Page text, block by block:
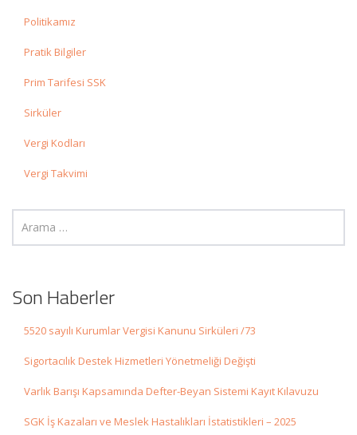
Politikamız
Pratik Bilgiler
Prim Tarifesi SSK
Sirküler
Vergi Kodları
Vergi Takvimi
Son Haberler
5520 sayılı Kurumlar Vergisi Kanunu Sirküleri /73
Sigortacılık Destek Hizmetleri Yönetmeliği Değişti
Varlık Barışı Kapsamında Defter-Beyan Sistemi Kayıt Kılavuzu
SGK İş Kazaları ve Meslek Hastalıkları İstatistikleri – 2025